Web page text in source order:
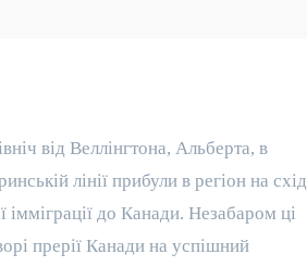
від Веллінгтона, Альберта, в
лінії прибули в регіон на схід
імміграції до Канади. Незабаром ці
прерії Канади на успішний